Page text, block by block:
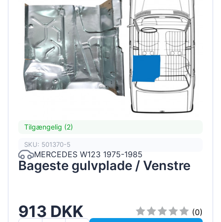
Tilgængelig (2)
SKU: 501370-5
MERCEDES W123 1975-1985
Bageste gulvplade / Venstre
913 DKK
(0)